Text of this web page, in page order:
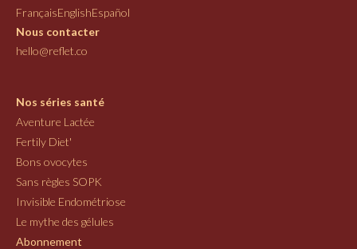
FrançaisEnglishEspañol
Nous contacter
hello@reflet.co
Nos séries santé
Aventure Lactée
Fertily Diet'
Bons ovocytes
Sans règles SOPK
Invisible Endométriose
Le mythe des gélules
Abonnement